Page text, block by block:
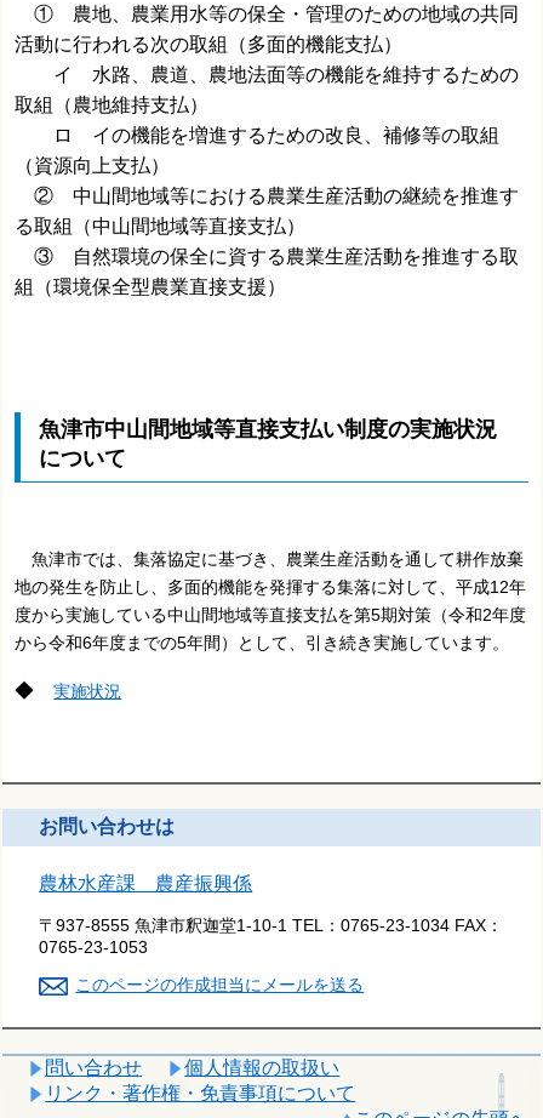
① 農地、農業用水等の保全・管理のための地域の共同
活動に行われる次の取組（多面的機能支払）
イ 水路、農道、農地法面等の機能を維持するための
取組（農地維持支払）
ロ イの機能を増進するための改良、補修等の取組
（資源向上支払）
② 中山間地域等における農業生産活動の継続を推進す
る取組（中山間地域等直接支払）
③ 自然環境の保全に資する農業生産活動を推進する取
組（環境保全型農業直接支援）
魚津市中山間地域等直接支払い制度の実施状況
について
魚津市では、集落協定に基づき、農業生産活動を通して耕作放棄
地の発生を防止し、多面的機能を発揮する集落に対して、平成12年
度から実施している中山間地域等直接支払を第5期対策（令和2年度
から令和6年度までの5年間）として、引き続き実施しています。
◆実施状況
お問い合わせは
農林水産課 農産振興係
〒937-8555 魚津市釈迦堂1-10-1 TEL：0765-23-1034 FAX：
0765-23-1053
このページの作成担当にメールを送る
問い合わせ
個人情報の取扱い
リンク・著作権・免責事項について